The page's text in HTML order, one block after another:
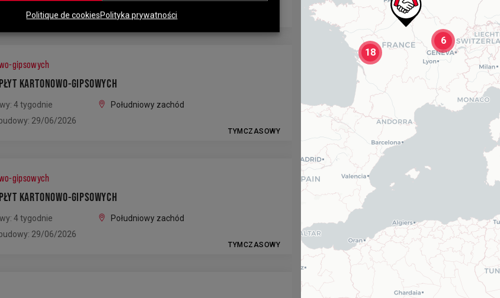
Politique de cookiesPolityka prywatności
gipsowych
KARTONOWO-GIPSOWYCH
4 tygodnie
29/06/2026
Południowy zachód
TYMCZASOWY
gipsowych
KARTONOWO-GIPSOWYCH
4 tygodnie
29/06/2026
Południowy zachód
TYMCZASOWY
6
18